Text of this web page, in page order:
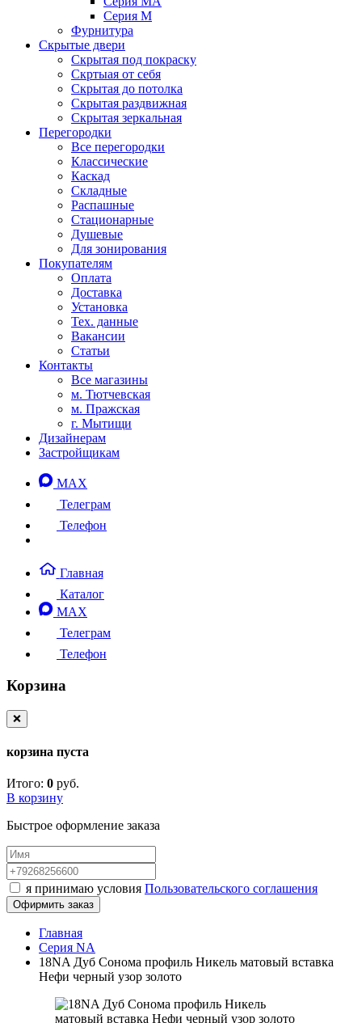
Серия M
Фурнитура
Скрытые двери
Скрытая под покраску
Скртыая от себя
Скрытая до потолка
Скрытая раздвижная
Скрытая зеркальная
Перегородки
Все перегородки
Классические
Каскад
Складные
Распашные
Стационарные
Душевые
Для зонирования
Покупателям
Оплата
Доставка
Установка
Тех. данные
Вакансии
Статьи
Контакты
Все магазины
м. Тютчевская
м. Пражская
г. Мытищи
Дизайнерам
Застройщикам
MAX
Телеграм
Телефон
Главная
Каталог
MAX
Телеграм
Телефон
Корзина
❌
корзина пуста
Итого: 0 руб.
В корзину
Быстрое оформление заказа
я принимаю условия Пользовательского соглашения
Офирмить заказ
Главная
Серия NA
18NA Дуб Сонома профиль Никель матовый вставка
Нефи черный узор золото